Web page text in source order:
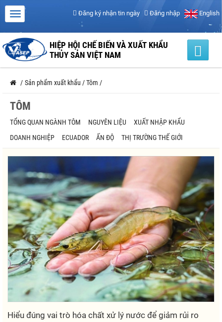
Đăng ký nhận tin ngày Đăng nhập English
HIỆP HỘI CHẾ BIẾN VÀ XUẤT KHẨU
THỦY SẢN VIỆT NAM
/ Sản phẩm xuất khẩu /Tôm /
TÔM
TỔNG QUAN NGÀNH TÔM NGUYÊN LIỆU
XUẤT NHẬP KHẨU
DOANH NGHIỆP
ECUADOR ẤN ĐỘ THỊ TRƯỜNG THẾ GIỚI
Hiểu đúng vai trò hóa chất xử lý nước để giảm rủi ro